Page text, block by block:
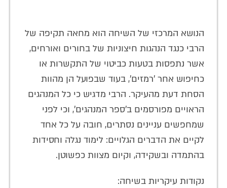
הנושא המרכזי של השיחה הוא מחאה תקיפה של
הרבי כנגד הנהגות חיצוניות של בחורים ואורחים,
אשר נתפסות בטעות כביטוי של התקשרות או
כחיפוש אחר 'רמזים', בעוד שבפועל הן מהוות
הסחת דעת מהעיקר. הרבי מדגיש כי כל המנהגים
הראויים מפורסמים ב'ספר המנהגים', וכי לפני
שמחפשים עניינים נסתרים, חובה על כל אחד
לקיים את הדברים הגלויים: לימוד נגלה וחסידות
בהתמדה ובשקידה, וקיום מצוות כפשוטן.
נקודות עיקריות בשיחה: